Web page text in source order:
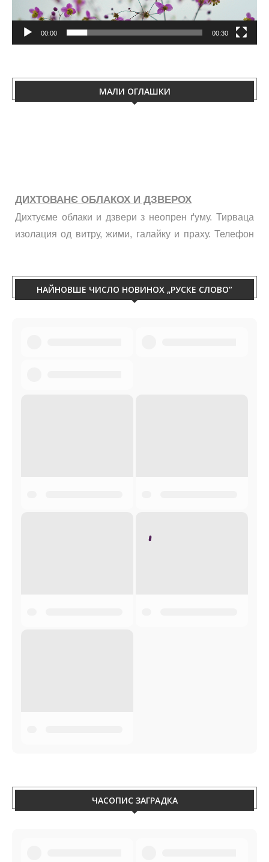
00:00 00:30
МАЛИ ОГЛАШКИ
Дихтуєме облаки и дзвери з неопрен ґуму. Тирваца
изолация од витру, жими, галайку и праху. Телефон
060/50-88-433.
НАЙНОВШЕ ЧИСЛО НОВИНОХ „РУСКЕ СЛОВО”
ЧАСОПИС ЗАГРАДКА